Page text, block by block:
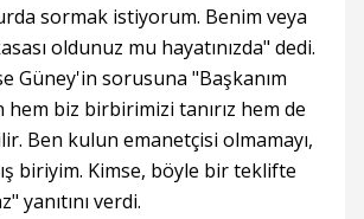
sormak istiyorum. Benim veya
oldunuz mu hayatınızda" dedi.
Güney'in sorusuna "Başkanım
hem biz birbirimizi tanırız hem de
Ben kulun emanetçisi olmamayı,
biriyim. Kimse, böyle bir teklifte
yanıtını verdi.